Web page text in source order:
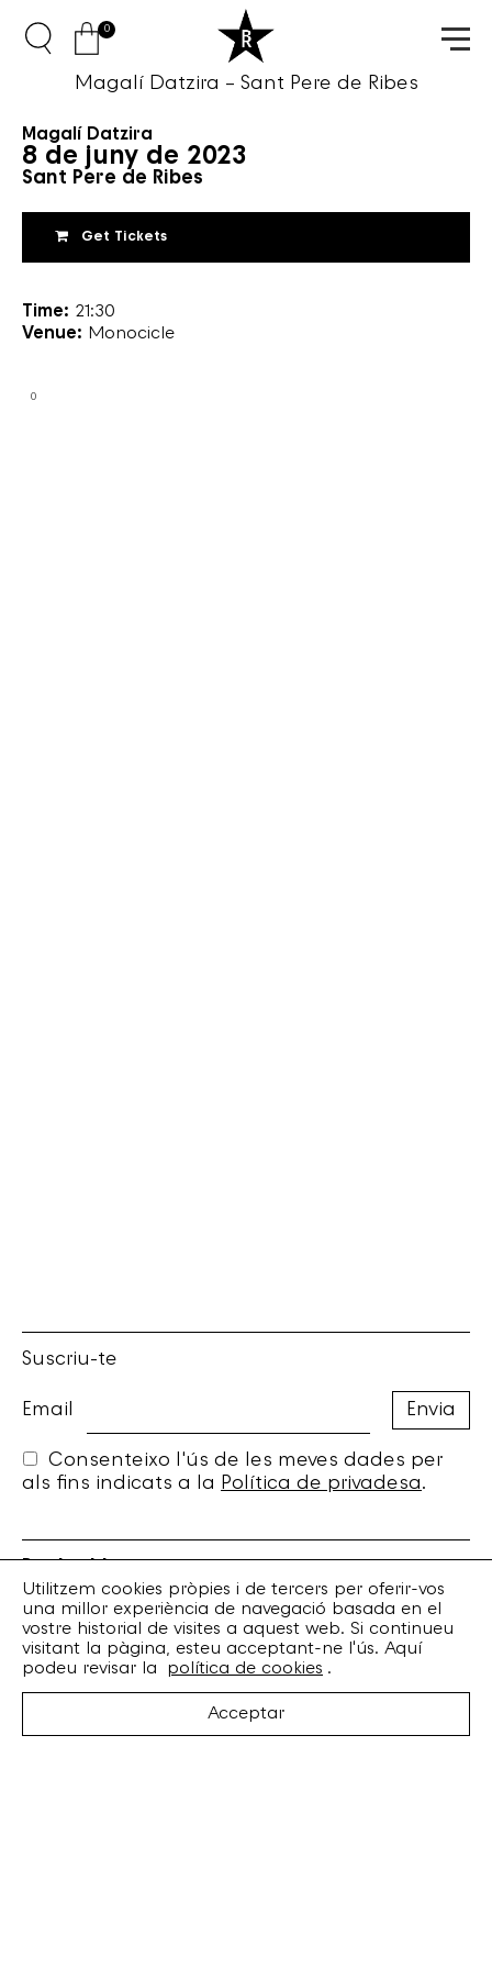
Magalí Datzira – Sant Pere de Ribes
0
Magalí Datzira
8 de juny de 2023
Sant Pere de Ribes
Get Tickets
Time: 21:30
Venue: Monocicle
0
Suscriu-te
Email
Consenteixo l'ús de les meves dades per
als fins indicats a la Política de privadesa.
Torrent de l’Olla, 203 Local 1
08012 Barcelona
+34 932 070 164
bankrobber@bankrobber.net
Utilitzem cookies pròpies i de tercers per oferir-vos
una millor experiència de navegació basada en el
vostre historial de visites a aquest web. Si continueu
visitant la pàgina, esteu acceptant-ne l'ús. Aquí
podeu revisar la
política de cookies .
Acceptar